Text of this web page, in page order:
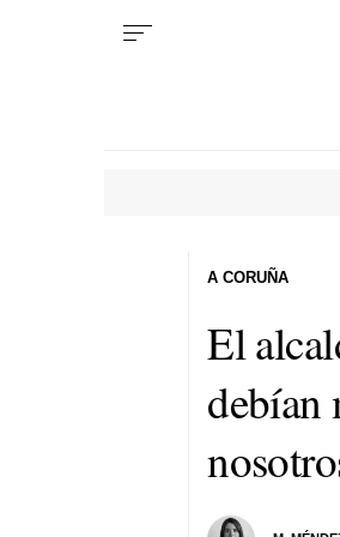
El
debían
A CORUÑA